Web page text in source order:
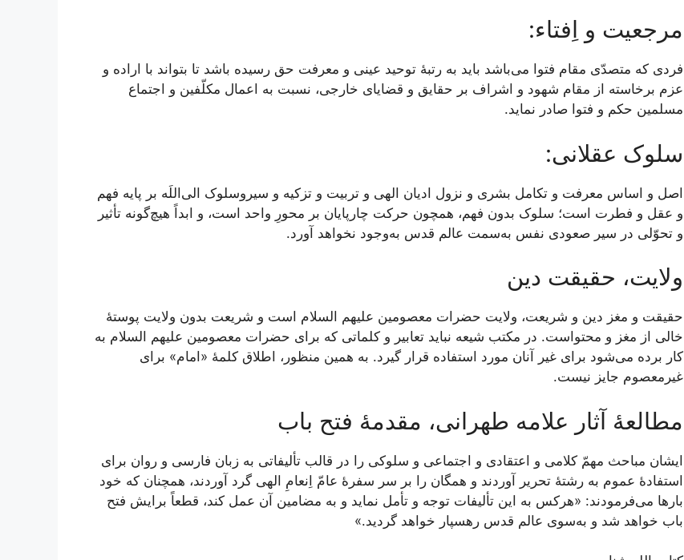
مرجعیت و اِفتاء:
فردی که متصدّی مقام فتوا می‌باشد باید به رتبۀ توحید عینی و معرفت حق رسیده باشد تا بتواند با اراده و
عزم برخاسته از مقام شهود و اشراف بر حقایق و قضایای خارجی، نسبت به اعمال مکلّفین و اجتماع
مسلمین حکم و فتوا صادر نماید.
سلوک عقلانی:
اصل و اساس معرفت و تکامل بشری و نزول ادیان الهی و تربیت و تزکیه و سیروسلوک الی‌اللَه بر پایه فهم
و عقل و فطرت است؛ سلوک بدون فهم، همچون حرکت چارپایان بر محورِ واحد است، و ابداً هیچ‌گونه تأثیر
و تحوّلی در سیر صعودی نفس به‌سمت عالم قدس به‌وجود نخواهد آورد.
ولایت، حقیقت دین
حقیقت و مغز دین و شریعت، ولایت حضرات معصومین علیهم السلام است و شریعت بدون ولایت پوستۀ
خالی از مغز و محتواست. در مکتب شیعه نباید تعابیر و کلماتی که برای حضرات معصومین علیهم السلام به
کار برده می‌شود برای غیر آنان مورد استفاده قرار گیرد. به همین منظور، اطلاق کلمۀ «امام» برای
غیرمعصوم جایز نیست.
مطالعۀ آثار علامه طهرانی، مقدمۀ فتح باب
ایشان مباحث مهمّ کلامی و اعتقادی و اجتماعی و سلوکی را در قالب تألیفاتی به زبان فارسی و روان برای
استفادۀ عموم به رشتۀ تحریر آوردند و همگان را بر سر سفرۀ عامّ اِنعامِ الهی گرد آوردند، همچنان که خود
بارها می‌فرمودند: «هرکس به این تألیفات توجه و تأمل نماید و به مضامین آن عمل کند، قطعاً برایش فتح
باب خواهد شد و به‌سوی عالم قدس رهسپار خواهد گردید.»